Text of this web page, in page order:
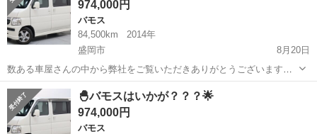
数： 5...
974,000円
バモス
84,500km
2014年
盛岡市
8月20日
数ある車屋さんの中から弊社をご覧いただきありがとうございます！
オトロン盛岡店と申します(^^♪ 東北３店舗目、オトロン最北端のお店
として、2024年4月1日に新店舗オープンとなりました🔥 盛岡ではさん
さ祭...
岩手 盛岡市
🐣バモスはいかが？？？🌟
974,000円
バモス